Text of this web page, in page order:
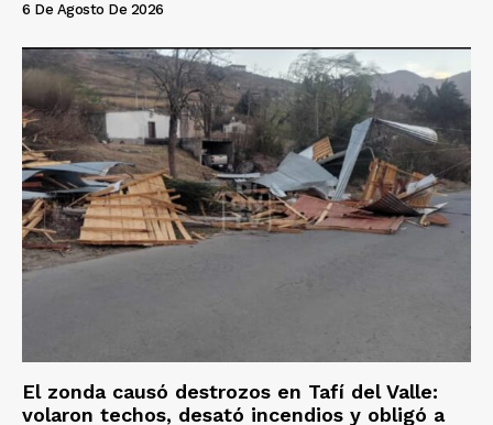
6 De Agosto De 2026
El zonda causó destrozos en Tafí del Valle:
volaron techos, desató incendios y obligó a